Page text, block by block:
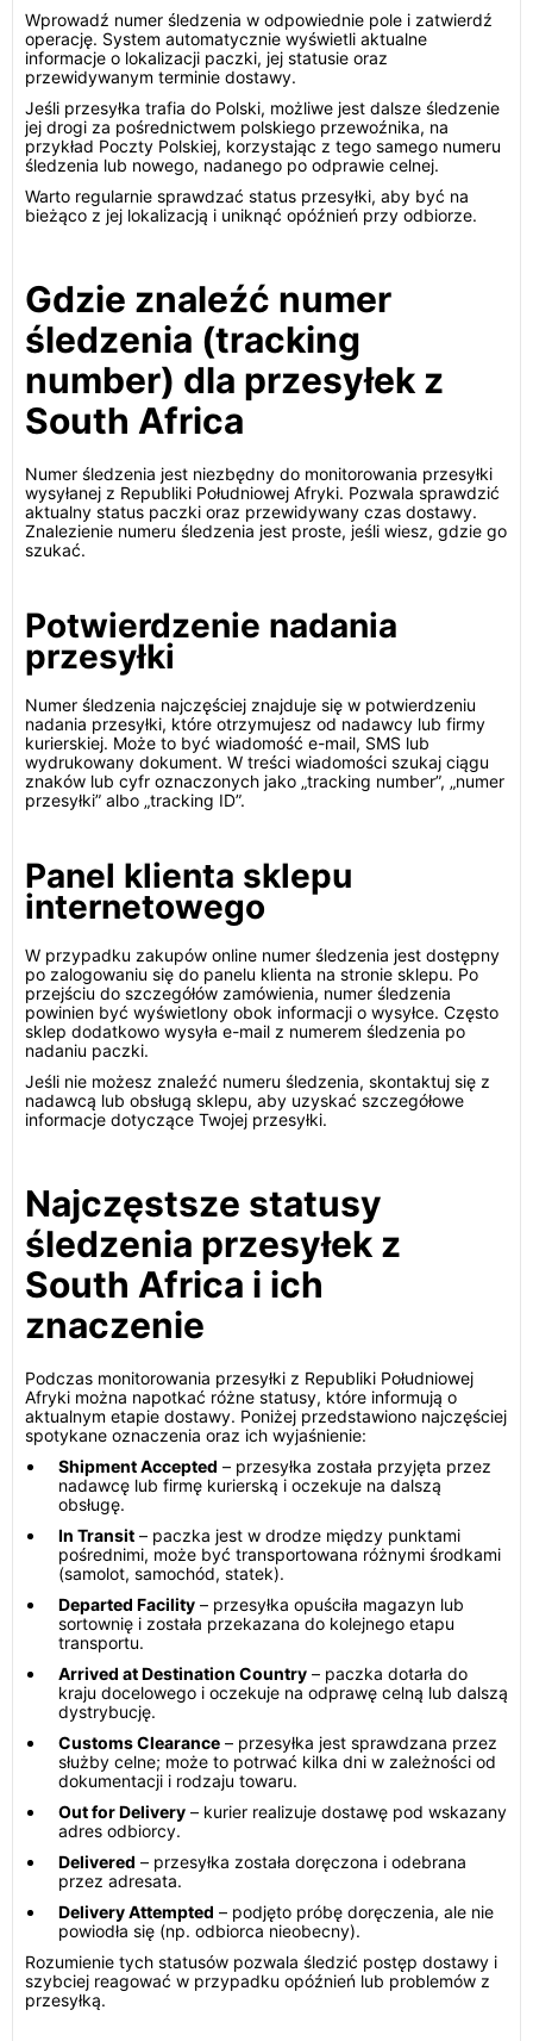
Wprowadź numer śledzenia w odpowiednie pole i zatwierdź
operację. System automatycznie wyświetli aktualne
informacje o lokalizacji paczki, jej statusie oraz
przewidywanym terminie dostawy.
Jeśli przesyłka trafia do Polski, możliwe jest dalsze śledzenie
jej drogi za pośrednictwem polskiego przewoźnika, na
przykład Poczty Polskiej, korzystając z tego samego numeru
śledzenia lub nowego, nadanego po odprawie celnej.
Warto regularnie sprawdzać status przesyłki, aby być na
bieżąco z jej lokalizacją i uniknąć opóźnień przy odbiorze.
Gdzie znaleźć numer
śledzenia (tracking
number) dla przesyłek z
South Africa
Numer śledzenia jest niezbędny do monitorowania przesyłki
wysyłanej z Republiki Południowej Afryki. Pozwala sprawdzić
aktualny status paczki oraz przewidywany czas dostawy.
Znalezienie numeru śledzenia jest proste, jeśli wiesz, gdzie go
szukać.
Potwierdzenie nadania
przesyłki
Numer śledzenia najczęściej znajduje się w potwierdzeniu
nadania przesyłki, które otrzymujesz od nadawcy lub firmy
kurierskiej. Może to być wiadomość e-mail, SMS lub
wydrukowany dokument. W treści wiadomości szukaj ciągu
znaków lub cyfr oznaczonych jako „tracking number”, „numer
przesyłki” albo „tracking ID”.
Panel klienta sklepu
internetowego
W przypadku zakupów online numer śledzenia jest dostępny
po zalogowaniu się do panelu klienta na stronie sklepu. Po
przejściu do szczegółów zamówienia, numer śledzenia
powinien być wyświetlony obok informacji o wysyłce. Często
sklep dodatkowo wysyła e-mail z numerem śledzenia po
nadaniu paczki.
Jeśli nie możesz znaleźć numeru śledzenia, skontaktuj się z
nadawcą lub obsługą sklepu, aby uzyskać szczegółowe
informacje dotyczące Twojej przesyłki.
Najczęstsze statusy
śledzenia przesyłek z
South Africa i ich
znaczenie
Podczas monitorowania przesyłki z Republiki Południowej
Afryki można napotkać różne statusy, które informują o
aktualnym etapie dostawy. Poniżej przedstawiono najczęściej
spotykane oznaczenia oraz ich wyjaśnienie:
Shipment Accepted – przesyłka została przyjęta przez
nadawcę lub firmę kurierską i oczekuje na dalszą
obsługę.
In Transit – paczka jest w drodze między punktami
pośrednimi, może być transportowana różnymi środkami
(samolot, samochód, statek).
Departed Facility – przesyłka opuściła magazyn lub
sortownię i została przekazana do kolejnego etapu
transportu.
Arrived at Destination Country – paczka dotarła do
kraju docelowego i oczekuje na odprawę celną lub dalszą
dystrybucję.
Customs Clearance – przesyłka jest sprawdzana przez
służby celne; może to potrwać kilka dni w zależności od
dokumentacji i rodzaju towaru.
Out for Delivery – kurier realizuje dostawę pod wskazany
adres odbiorcy.
Delivered – przesyłka została doręczona i odebrana
przez adresata.
Delivery Attempted – podjęto próbę doręczenia, ale nie
powiodła się (np. odbiorca nieobecny).
Rozumienie tych statusów pozwala śledzić postęp dostawy i
szybciej reagować w przypadku opóźnień lub problemów z
przesyłką.